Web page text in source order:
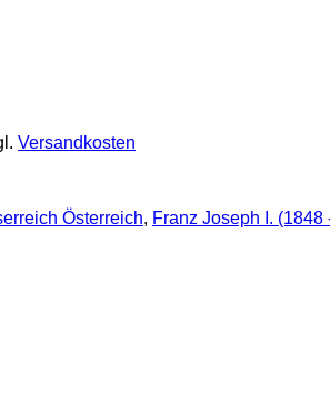
Versandkosten
Österreich, Franz Joseph I.